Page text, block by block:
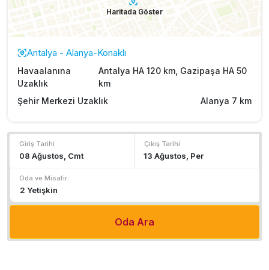
Haritada Göster
Antalya - Alanya-Konaklı
Havaalanına
Uzaklık
Antalya HA 120 km, Gazipaşa HA 50
km
Şehir Merkezi Uzaklık
Alanya 7 km
Giriş Tarihi Çıkış Tarihi
Oda ve Misafir
Oda Ara